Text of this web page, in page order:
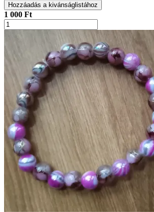
Hozzáadás a kivánságlistához
1 000 Ft